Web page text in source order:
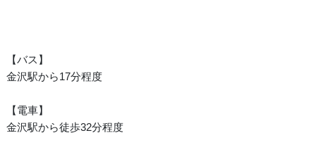
【バス】
金沢駅から17分程度
【電車】
金沢駅から徒歩32分程度